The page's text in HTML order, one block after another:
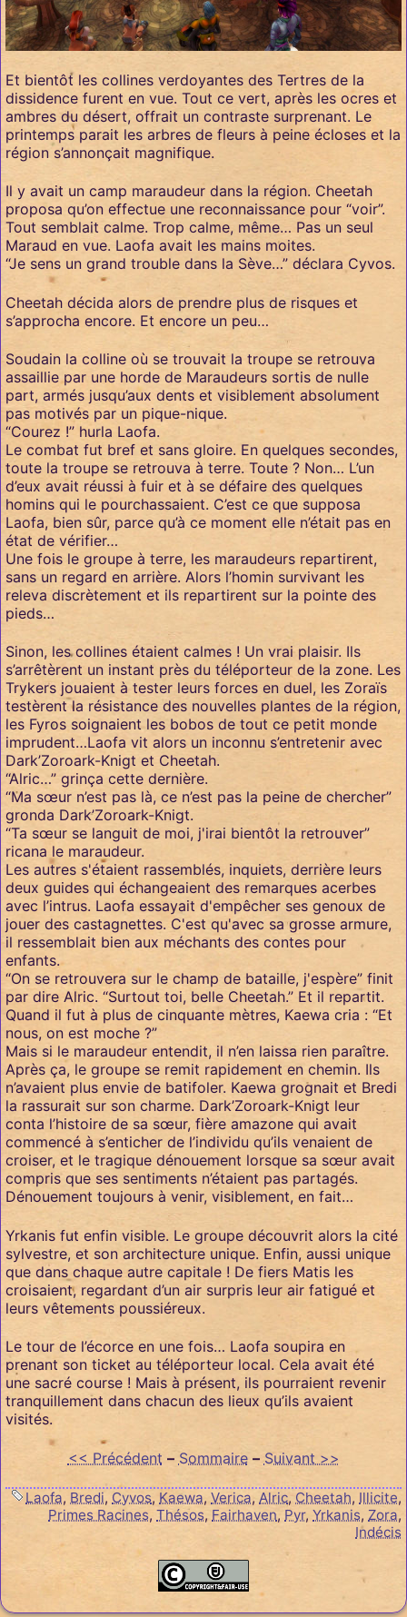
Et bientôt les collines verdoyantes des Tertres de la
dissidence furent en vue. Tout ce vert, après les ocres et
ambres du désert, offrait un contraste surprenant. Le
printemps parait les arbres de fleurs à peine écloses et la
région s’annonçait magnifique.
Il y avait un camp maraudeur dans la région. Cheetah
proposa qu’on effectue une reconnaissance pour “voir”.
Tout semblait calme. Trop calme, même… Pas un seul
Maraud en vue. Laofa avait les mains moites.
“Je sens un grand trouble dans la Sève…” déclara Cyvos.
Cheetah décida alors de prendre plus de risques et
s’approcha encore. Et encore un peu…
Soudain la colline où se trouvait la troupe se retrouva
assaillie par une horde de Maraudeurs sortis de nulle
part, armés jusqu’aux dents et visiblement absolument
pas motivés par un pique-nique.
“Courez !” hurla Laofa.
Le combat fut bref et sans gloire. En quelques secondes,
toute la troupe se retrouva à terre. Toute ? Non… L’un
d’eux avait réussi à fuir et à se défaire des quelques
homins qui le pourchassaient. C’est ce que supposa
Laofa, bien sûr, parce qu’à ce moment elle n’était pas en
état de vérifier…
Une fois le groupe à terre, les maraudeurs repartirent,
sans un regard en arrière. Alors l’homin survivant les
releva discrètement et ils repartirent sur la pointe des
pieds…
Sinon, les collines étaient calmes ! Un vrai plaisir. Ils
s’arrêtèrent un instant près du téléporteur de la zone. Les
Trykers jouaient à tester leurs forces en duel, les Zoraïs
testèrent la résistance des nouvelles plantes de la région,
les Fyros soignaient les bobos de tout ce petit monde
imprudent…Laofa vit alors un inconnu s’entretenir avec
Dark’Zoroark-Knigt et Cheetah.
“Alric…” grinça cette dernière.
“Ma sœur n’est pas là, ce n’est pas la peine de chercher”
gronda Dark’Zoroark-Knigt.
“Ta sœur se languit de moi, j'irai bientôt la retrouver”
ricana le maraudeur.
Les autres s'étaient rassemblés, inquiets, derrière leurs
deux guides qui échangeaient des remarques acerbes
avec l’intrus. Laofa essayait d'empêcher ses genoux de
jouer des castagnettes. C'est qu'avec sa grosse armure,
il ressemblait bien aux méchants des contes pour
enfants.
“On se retrouvera sur le champ de bataille, j'espère” finit
par dire Alric. “Surtout toi, belle Cheetah.” Et il repartit.
Quand il fut à plus de cinquante mètres, Kaewa cria : “Et
nous, on est moche ?”
Mais si le maraudeur entendit, il n’en laissa rien paraître.
Après ça, le groupe se remit rapidement en chemin. Ils
n’avaient plus envie de batifoler. Kaewa grognait et Bredi
la rassurait sur son charme. Dark’Zoroark-Knigt leur
conta l’histoire de sa sœur, fière amazone qui avait
commencé à s’enticher de l’individu qu’ils venaient de
croiser, et le tragique dénouement lorsque sa sœur avait
compris que ses sentiments n’étaient pas partagés.
Dénouement toujours à venir, visiblement, en fait…
Yrkanis fut enfin visible. Le groupe découvrit alors la cité
sylvestre, et son architecture unique. Enfin, aussi unique
que dans chaque autre capitale ! De fiers Matis les
croisaient, regardant d’un air surpris leur air fatigué et
leurs vêtements poussiéreux.
Le tour de l’écorce en une fois… Laofa soupira en
prenant son ticket au téléporteur local. Cela avait été
une sacré course ! Mais à présent, ils pourraient revenir
tranquillement dans chacun des lieux qu’ils avaient
visités.
<< Précédent – Sommaire – Suivant >>
Laofa, Bredi, Cyvos, Kaewa,Verica,Alric, Cheetah, Illicite,
Primes Racines,Thésos, Fairhaven, Pyr,Yrkanis, Zora,
Indécis